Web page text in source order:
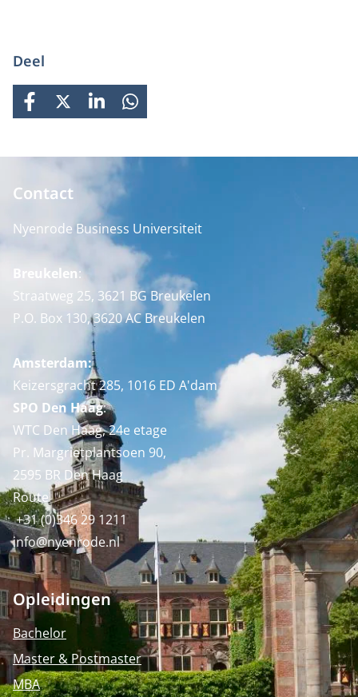
Deel
FACEBOOK
X LINKEDINWHATSAPP
Contact
Nyenrode Business Universiteit
Breukelen:
Straatweg 25, 3621 BG Breukelen
P.O. Box 130, 3620 AC Breukelen
Amsterdam:
Keizersgracht 285, 1016 ED A'dam
SPO Den Haag:
WTC Den Haag, 24e etage
Pr. Margrietplantsoen 90,
2595 BR Den Haag
Route
+31 (0)346 29 1211
info@nyenrode.nl
Opleidingen
Bachelor
Master & Postmaster
MBA